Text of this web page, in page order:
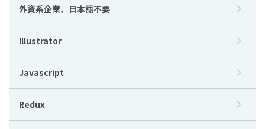
外資系企業、日本語不要
Illustrator
Javascript
Redux